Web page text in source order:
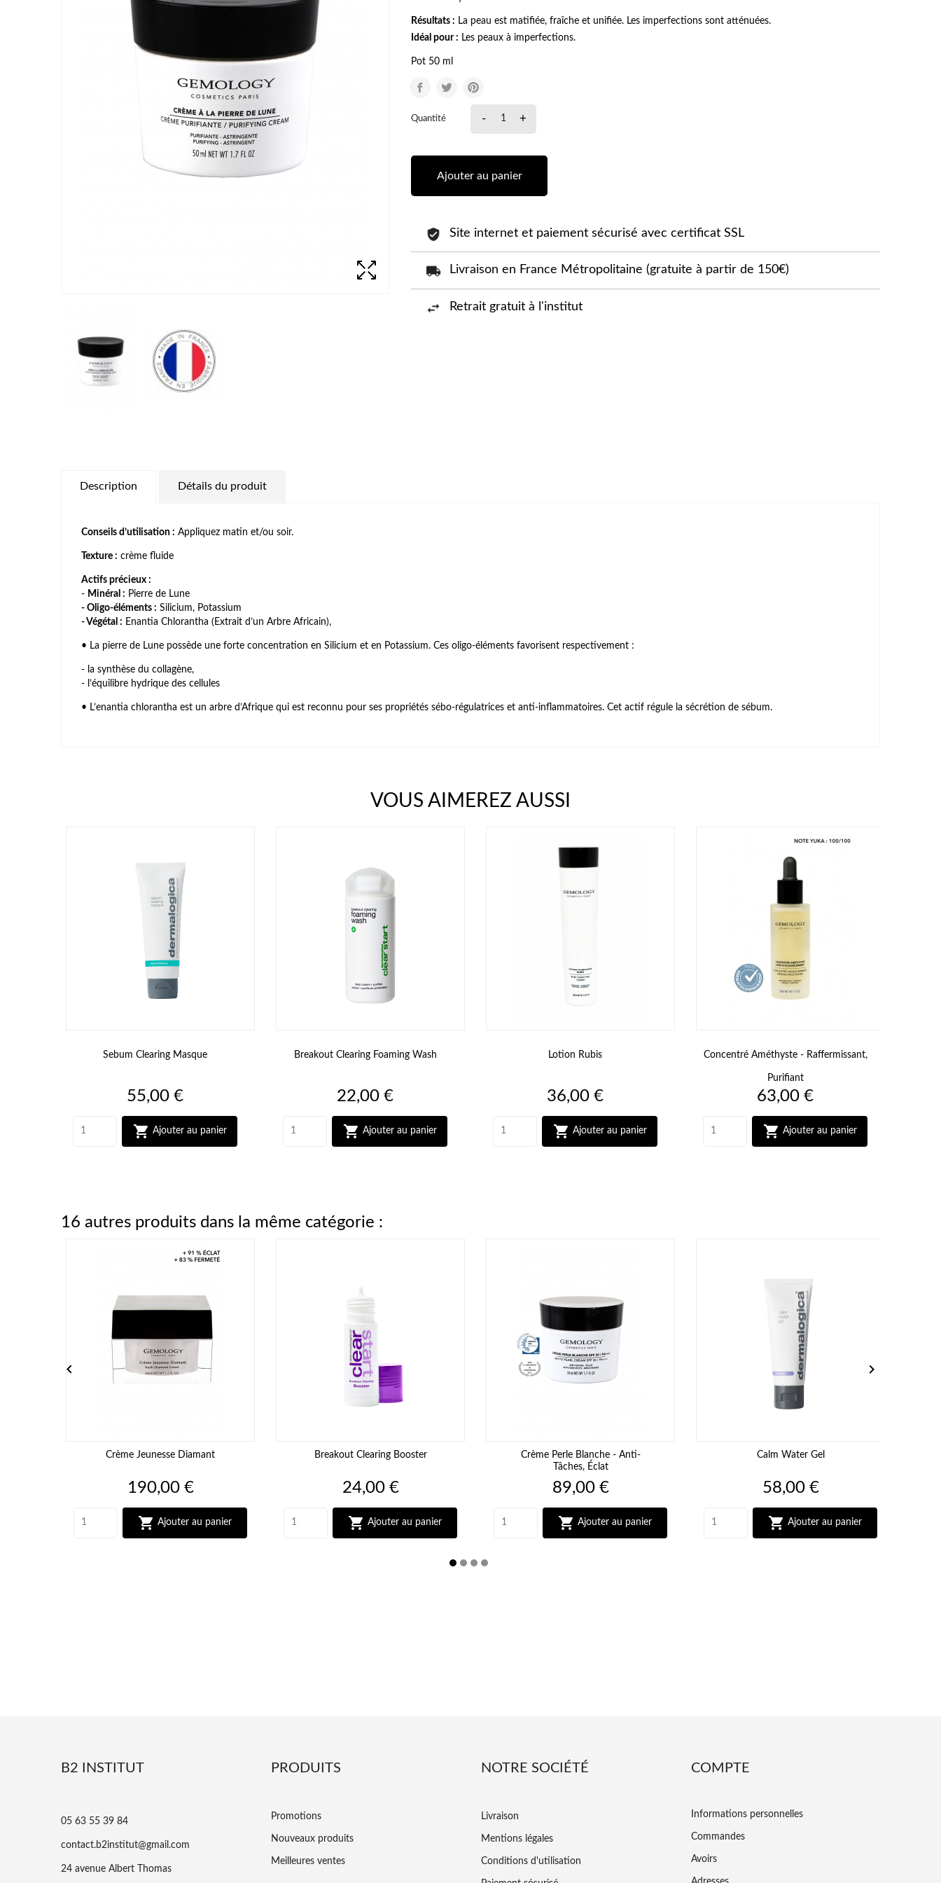
Résultats : La peau est matifiée, fraîche et unifiée. Les imperfections sont atténuées.
Idéal pour : Les peaux à imperfections.
Pot 50 ml
Quantité - +
Ajouter au panier
Site internet et paiement sécurisé avec certificat SSL
Livraison en France Métropolitaine (gratuite à partir de 150€)
Retrait gratuit à l'institut
Description Détails du produit
Conseils d’utilisation : Appliquez matin et/ou soir.
Texture : crème fluide
Actifs précieux :
- Minéral : Pierre de Lune
- Oligo-éléments : Silicium, Potassium
- Végétal : Enantia Chlorantha (Extrait d’un Arbre Africain),
• La pierre de Lune possède une forte concentration en Silicium et en Potassium. Ces oligo-éléments favorisent respectivement :
- la synthèse du collagène,
- l’équilibre hydrique des cellules
• L’enantia chlorantha est un arbre d’Afrique qui est reconnu pour ses propriétés sébo-régulatrices et anti-inflammatoires. Cet actif régule la sécrétion de sébum.
VOUS AIMEREZ AUSSI
Sebum Clearing Masque
Prix
55,00 €
 Ajouter au panier
Breakout Clearing Foaming Wash
Prix
22,00 €
 Ajouter au panier
Lotion Rubis
Prix
36,00 €
 Ajouter au panier
Concentré Améthyste - Raffermissant,
Purifiant
Prix
63,00 €
 Ajouter au panier
16 autres produits dans la même catégorie :
Crème Jeunesse Diamant
Prix
190,00 €
 Ajouter au panier
Breakout Clearing Booster
Prix
24,00 €
 Ajouter au panier
Crème Perle Blanche - Anti-
Tâches, Éclat
Prix
89,00 €
 Ajouter au panier
Calm Water Gel
Prix
58,00 €
 Ajouter au panier
 
B2 INSTITUT
05 63 55 39 84
contact.b2institut@gmail.com
24 avenue Albert Thomas
PRODUITS
Promotions
Nouveaux produits
Meilleures ventes
NOTRE SOCIÉTÉ
Livraison
Mentions légales
Conditions d'utilisation
COMPTE
Informations personnelles
Commandes
Avoirs